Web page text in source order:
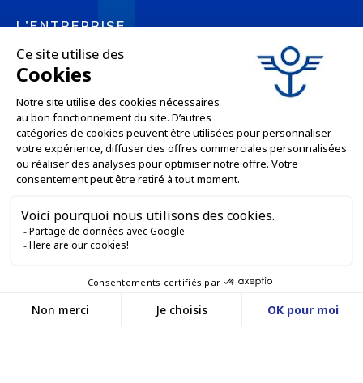
L'ENTREPRISE 
NOS OFFRES
SERVICES PRO
SERVICES VENTE EN LIGNE 
Nous contacter
NOS AGENCES
03 88 55 17 75
entre 9h et 12h puis